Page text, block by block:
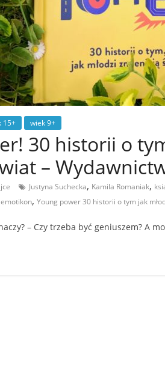
15+ wiek 9+
30 historii o
–
Justyna Suchecka, Kamila Romaniak,
, Young power 30 historii o tym jak
– Czy trzeba być geniuszem? A